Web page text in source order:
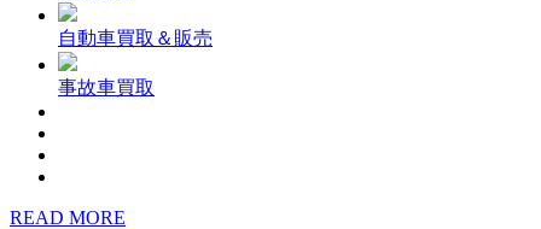
自動車買取＆販売
事故車買取
READ MORE